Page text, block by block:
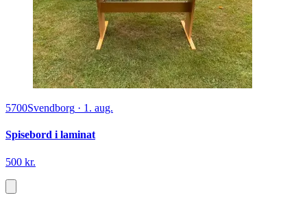
5700Svendborg · 1. aug.
Spisebord i laminat
500 kr.